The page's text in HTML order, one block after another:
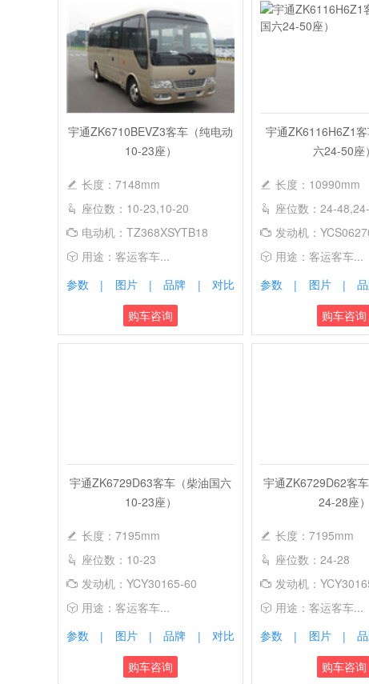
宇通ZK6710BEVZ3客车（纯电动
10-23座）
长度：7148mm
座位数：10-23,10-20
电动机：TZ368XSYTB18
用途：客运客车...
参数
| 图片 | 品牌 |
对比
购车咨询
宇通ZK6116H6Z1
六24-50座）
长度：10990mm
座位数：24-
发动机：
用途：客运客车...
参数
| 图片 |
购车咨询
宇通ZK6729D63客车（柴油国六
10-23座）
长度：7195mm
座位数：10-23
发动机：YCY30165-60
用途：客运客车...
参数
| 图片 | 品牌 |
对比
购车咨询
宇通ZK6729D62客
24-28座）
长度：7195mm
座位数：24-28
发动机：
用途：客运客车...
参数
| 图片 |
购车咨询